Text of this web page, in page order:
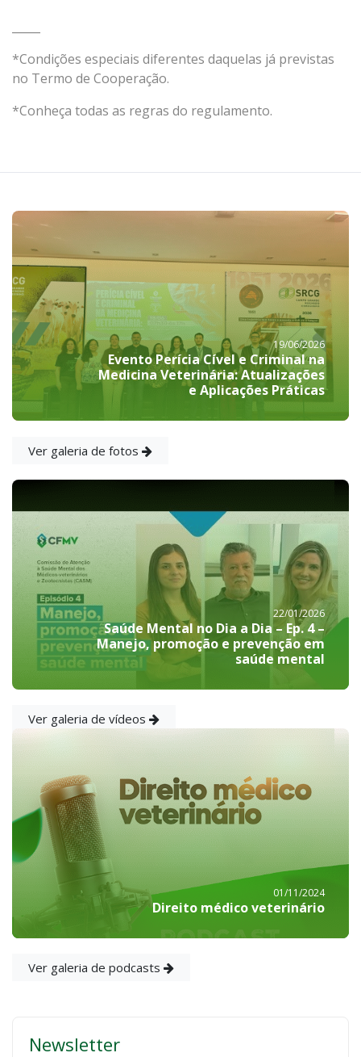
*Condições especiais diferentes daquelas já previstas
no Termo de Cooperação.
*Conheça todas as regras do regulamento.
19/06/2026
Evento Perícia Cível e Criminal na
Medicina Veterinária: Atualizações
e Aplicações Práticas
Ver galeria de fotos
22/01/2026
Saúde Mental no Dia a Dia – Ep. 4 –
Manejo, promoção e prevenção em
saúde mental
Ver galeria de vídeos
01/11/2024
Direito médico veterinário
Ver galeria de podcasts
Newsletter